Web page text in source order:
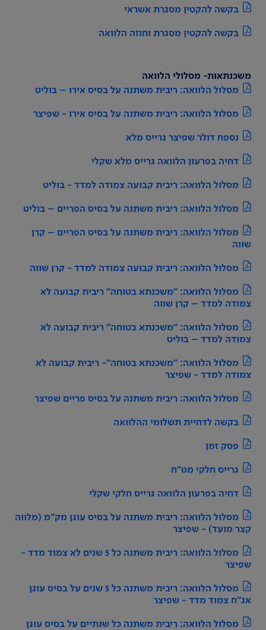
בקשה להקטין מסגרת אשראי
בקשה להקטין מסגרת וחוזה הלוואה
משכנתאות- מסלולי הלוואה
מסלול הלוואה: ריבית משתנה על בסיס אירו – בוליט
מסלול הלוואה: ריבית משתנה על בסיס אירו - שפיצר
נספח דולר שפיצר גרייס מלא
דחיה בפרעון הלוואה גרייס מלא שקלי
מסלול הלוואה: ריבית קבועה צמודה למדד - בוליט
מסלול הלוואה: ריבית משתנה על בסיס הפריים – בוליט
מסלול הלוואה: ריבית משתנה על בסיס הפריים – קרן
שווה
מסלול הלוואה: ריבית קבועה צמודה למדד - קרן שווה
מסלול הלוואה: "משכנתא בטוחה" ריבית קבועה לא
צמודה למדד – קרן שווה
מסלול הלוואה: "משכנתא בטוחה" ריבית קבועה לא
צמודה למדד – בוליט
מסלול הלוואה: "משכנתא בטוחה"- ריבית קבועה לא
צמודה למדד - שפיצר
מסלול הלוואה: ריבית משתנה על בסיס פריים שפיצר
בקשה לדחיית תשלומי ההלוואה
פסק זמן
גרייס חלקי מט"ח
דחיה בפרעון הלוואה גרייס חלקי שקלי
מסלול הלוואה: ריבית משתנה על בסיס עוגן מק"מ (מלווה
קצר מועד) - שפיצר
מסלול הלוואה: ריבית משתנה כל 5 שנים לא צמוד מדד -
שפיצר
מסלול הלוואה: ריבית משתנה כל 5 שנים על בסיס עוגן
אג"ח צמוד מדד - שפיצר
מסלול הלוואה: ריבית משתנה כל שנתיים על בסיס עוגן